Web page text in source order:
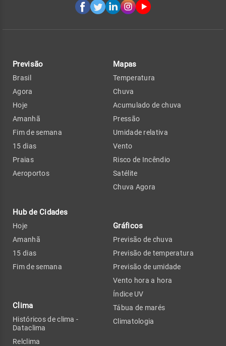
Previsão
Brasil
Agora
Hoje
Amanhã
Fim de semana
15 dias
Praias
Aeroportos
Hub de Cidades
Hoje
Amanhã
15 dias
Fim de semana
Clima
Históricos de clima -
Dataclima
Relclima
Mapas
Temperatura
Chuva
Acumulado de chuva
Pressão
Umidade relativa
Vento
Risco de Incêndio
Satélite
Chuva Agora
Gráficos
Previsão de chuva
Previsão de temperatura
Previsão de umidade
Vento hora a hora
Índice UV
Tábua de marés
Climatologia